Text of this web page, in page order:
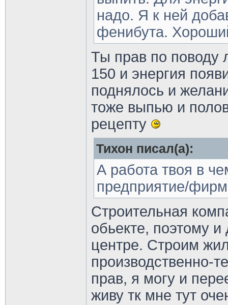
надо. Я к ней
фенибута.
Ты прав по поводу
150 и энергия
поднялось и
тоже выпью и
рецепту
Тихон писал(а):
А работа твоя в
предприятие/
Строительная
обьекте, поэтому
центре. Строим
производственно-
прав, я могу и
живу тк мне тут